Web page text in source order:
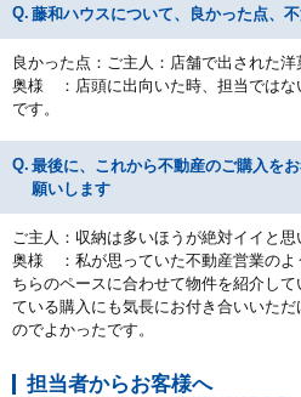
藤和ハウスについて、良かった点、
良かった点：ご主人：店舗で出された洋
奥様 ：店頭に出向いた時、担当ではな
です。
最後に、これから不動産のご購入を
願いします
ご主人：収納は多いほうが絶対イイと思
奥様 ：私が思っていた不動産営業のよ
ちらのペースに合わせて物件を紹介し
ている購入にも気長にお付き合いいた
のでよかったです。
担当者からお客様へ